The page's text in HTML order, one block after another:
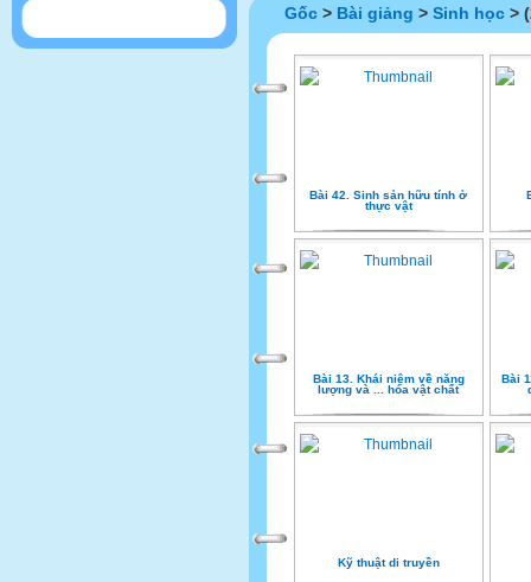
Gốc > Bài giảng > Sinh học >
Bài 42. Sinh sản hữu tính ở
thực vật
Bài 13. Khái niệm về năng
lượng và ... hóa vật chất
Bài
Kỹ thuật di truyền